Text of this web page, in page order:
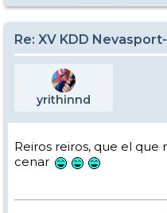
Re: XV KDD
yrithinnd
Reiros reiros, que el que
cenar